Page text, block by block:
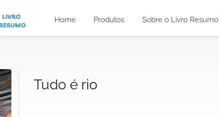
Home Produtos Sobre o Livro Resumo
Tudo é rio